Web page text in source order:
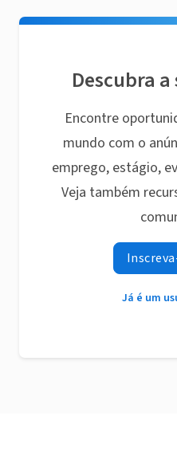
Descubra
Encontre
mundo com o
emprego, estágio,
Veja também
Já é um